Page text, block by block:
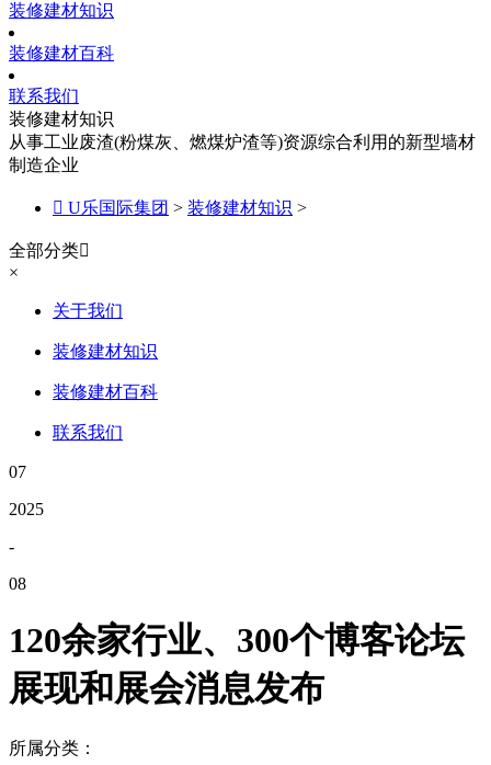
装修建材知识
装修建材百科
联系我们
装修建材知识
从事工业废渣(粉煤灰、燃煤炉渣等)资源综合利用的新型墙材
制造企业
 U乐国际集团 > 装修建材知识 >
全部分类
×
关于我们
装修建材知识
装修建材百科
联系我们
07
2025
-
08
120余家行业、300个博客论坛
展现和展会消息发布
所属分类：